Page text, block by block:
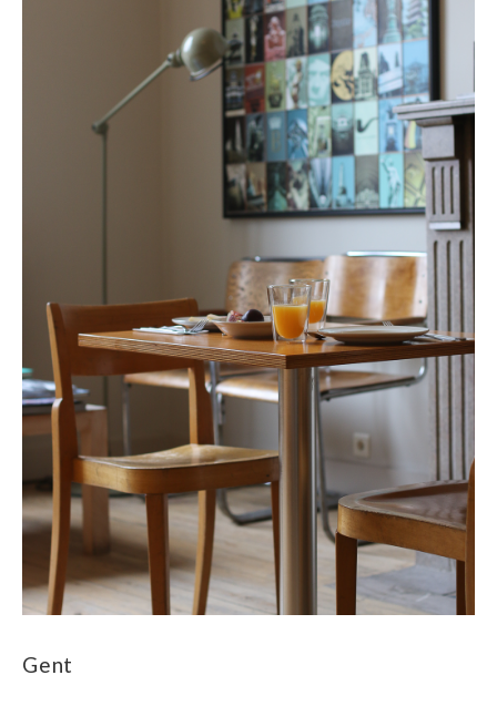
Gent